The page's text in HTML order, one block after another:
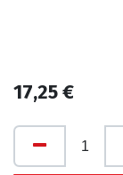
17,25€